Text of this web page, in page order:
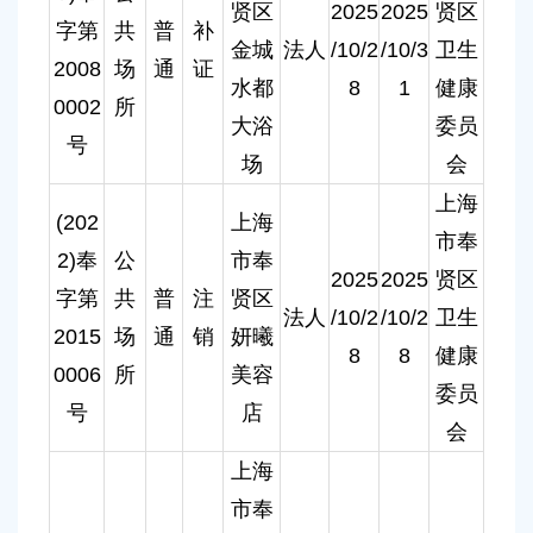
字第
2008
0002
号
共
场
所
普
通
补
证
贤区
金城
水都
大浴
场
法人
2025
/10/2
8
2025
/10/3
1
贤区
卫生
健康
委员
会
(202
2)奉
字第
2015
0006
号
公
共
场
所
普
通
注
销
上海
市奉
贤区
妍曦
美容
店
法人
2025
/10/2
8
2025
/10/2
8
上海
市奉
贤区
卫生
健康
委员
会
上海
市奉